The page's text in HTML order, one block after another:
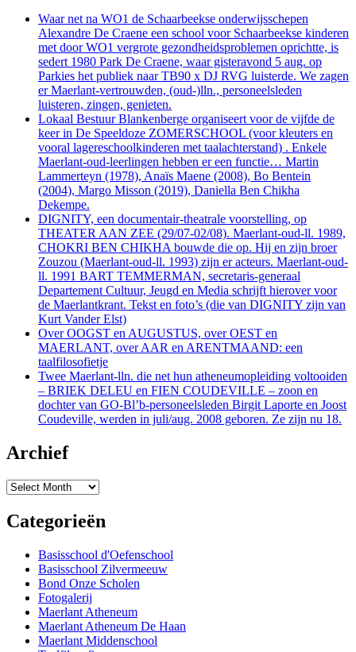
Waar net na WO1 de Schaarbeekse onderwijsschepen
Alexandre De Craene een school voor Schaarbeekse kinderen
met door WO1 vergrote gezondheidsproblemen oprichtte, is
sedert 1980 Park De Craene, waar gisteravond 5 aug. op
Parkies het publiek naar TB90 x DJ RVG luisterde. We zagen
er Maerlant-vertrouwden, (oud-)lln., personeelsleden
luisteren, zingen, genieten.
Lokaal Bestuur Blankenberge organiseert voor de vijfde de
keer in De Speeldoze ZOMERSCHOOL (voor kleuters en
vooral lagereschoolkinderen met taalachterstand) . Enkele
Maerlant-oud-leerlingen hebben er een functie… Martin
Lammerteyn (1978), Anaïs Maene (2008), Bo Bentein
(2004), Margo Misson (2019), Daniella Ben Chikha
Dekempe.
DIGNITY, een documentair-theatrale voorstelling, op
THEATER AAN ZEE (29/07-02/08). Maerlant-oud-ll. 1989,
CHOKRI BEN CHIKHA bouwde die op. Hij en zijn broer
Zouzou (Maerlant-oud-ll. 1993) zijn er acteurs. Maerlant-oud-
ll. 1991 BART TEMMERMAN, secretaris-generaal
Departement Cultuur, Jeugd en Media schrijft hierover voor
de Maerlantkrant. Tekst en foto’s (die van DIGNITY zijn van
Kurt Vander Elst)
Over OOGST en AUGUSTUS, over OEST en
MAERLANT, over AAR en ARENTMAAND: een
taalfilosofietje
Twee Maerlant-lln. die net hun atheneumopleiding voltooiden
– BRIEK DELEU en FIEN COUDEVILLE – zoon en
dochter van GO-Bl’b-personeelsleden Birgit Laporte en Joost
Coudeville, werden in juli/aug. 2008 geboren. Ze zijn nu 18.
Archief
Archief
Categorieën
Basisschool d'Oefenschool
Basisschool Zilvermeeuw
Bond Onze Scholen
Fotogalerij
Maerlant Atheneum
Maerlant Atheneum De Haan
Maerlant Middenschool